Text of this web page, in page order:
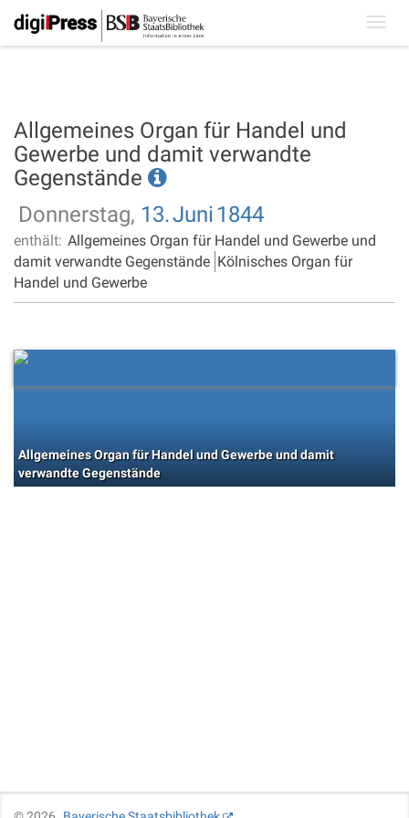
Allgemeines Organ für Handel und
Gewerbe und damit verwandte
Gegenstände
Donnerstag, 13.Juni 1844
enthält: Allgemeines Organ für Handel und Gewerbe und
damit verwandte Gegenstände Kölnisches Organ für
Handel und Gewerbe
Allgemeines Organ für Handel und Gewerbe und damit
verwandte Gegenstände